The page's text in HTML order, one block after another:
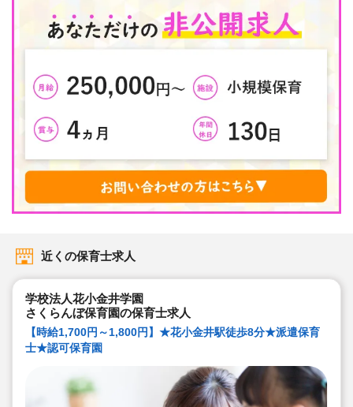
近くの保育士求人
学校法人花小金井学園
さくらんぼ保育園の保育士求人
【時給1,700円～1,800円】★花小金井駅徒歩8分★派遣保育
士★認可保育園